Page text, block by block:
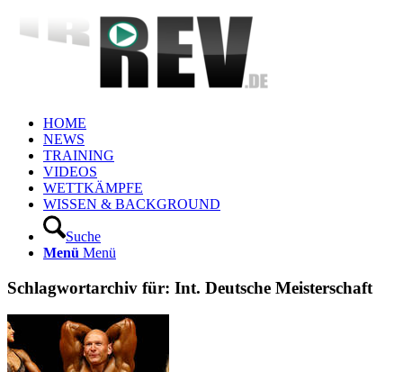
HOME
NEWS
TRAINING
VIDEOS
WETTKÄMPFE
WISSEN & BACKGROUND
Suche
Menü Menü
Schlagwortarchiv für: Int. Deutsche Meisterschaft